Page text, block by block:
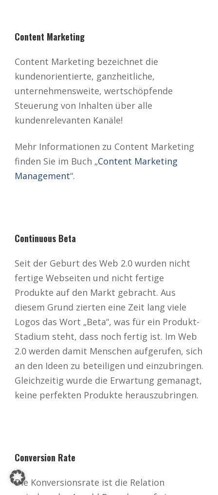
Content Marketing
Content Marketing bezeichnet die
kundenorientierte, ganzheitliche,
unternehmensweite, wertschöpfende
Steuerung von Inhalten über alle
kundenrelevanten Kanäle!
Mehr Informationen zu Content Marketing
finden Sie im Buch „Content Marketing
Management“.
Continuous Beta
Seit der Geburt des Web 2.0 wurden nicht
fertige Webseiten und nicht fertige
Produkte auf den Markt gebracht. Aus
diesem Grund zierten eine Zeit lang viele
Logos das Wort „Beta“, was für ein Produkt-
Stadium steht, dass noch fertig ist. Im Web
2.0 werden damit Menschen aufgerufen, sich
an den Ideen zu beteiligen und einzubringen.
Gleichzeitig wurde die Erwartung gemanagt,
keine perfekten Produkte herauszubringen.
Conversion Rate
Die Konversionsrate ist die Relation